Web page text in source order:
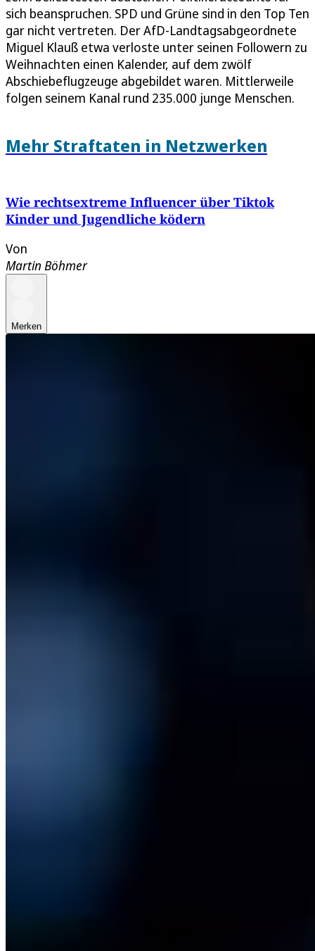
sich beanspruchen. SPD und Grüne sind in den Top Ten
gar nicht vertreten. Der AfD-Landtagsabgeordnete
Miguel Klauß etwa verloste unter seinen Followern zu
Weihnachten einen Kalender, auf dem zwölf
Abschiebeflugzeuge abgebildet waren. Mittlerweile
folgen seinem Kanal rund 235.000 junge Menschen.
Mehr Straftaten in Netzwerken
Wie rechtsextreme Influencer über Tiktok
Kinder und Jugendliche ködern
Von
Martin Böhmer
Merken